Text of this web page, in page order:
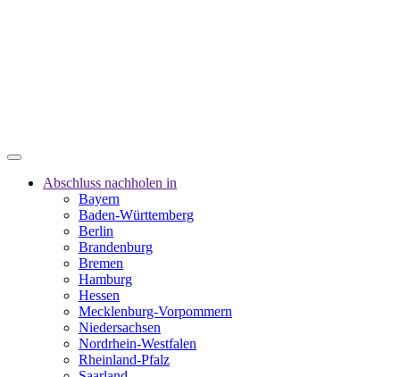
Abschluss nachholen in
Bayern
Baden-Württemberg
Berlin
Brandenburg
Bremen
Hamburg
Hessen
Mecklenburg-Vorpommern
Niedersachsen
Nordrhein-Westfalen
Rheinland-Pfalz